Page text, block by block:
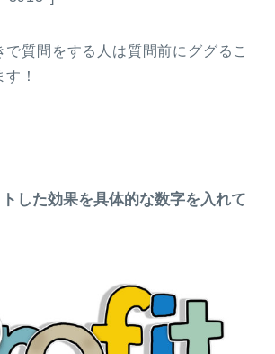
質問をする人は質問前にググるこ
！
した効果を具体的な数字を入れて